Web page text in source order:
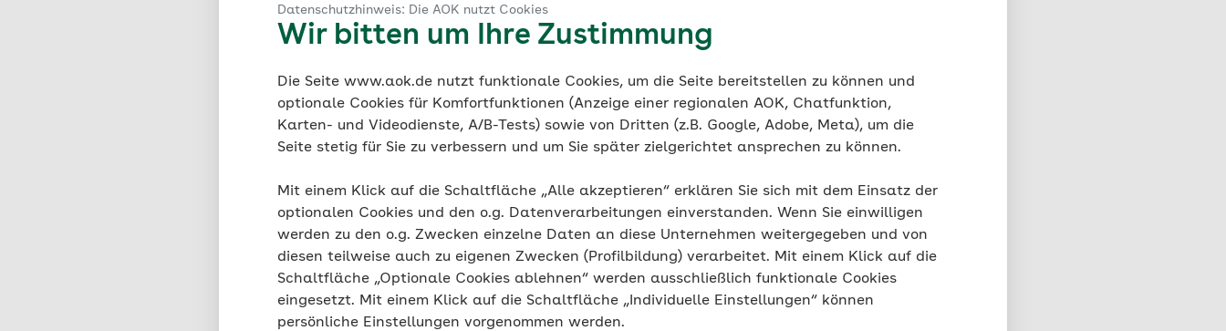
Datenschutzhinweis: Die AOK nutzt Cookies
Wir bitten um Ihre Zustimmung
Die Seite www.aok.de nutzt funktionale Cookies, um die Seite bereitstellen zu können und
optionale Cookies für Komfortfunktionen (Anzeige einer regionalen AOK, Chatfunktion,
Karten- und Videodienste, A/B-Tests) sowie von Dritten (z.B. Google, Adobe, Meta), um die
Seite stetig für Sie zu verbessern und um Sie später zielgerichtet ansprechen zu können.
Mit einem Klick auf die Schaltfläche „Alle akzeptieren“ erklären Sie sich mit dem Einsatz der
optionalen Cookies und den o.g. Datenverarbeitungen einverstanden. Wenn Sie einwilligen
werden zu den o.g. Zwecken einzelne Daten an diese Unternehmen weitergegeben und von
diesen teilweise auch zu eigenen Zwecken (Profilbildung) verarbeitet. Mit einem Klick auf die
Schaltfläche „Optionale Cookies ablehnen“ werden ausschließlich funktionale Cookies
eingesetzt. Mit einem Klick auf die Schaltfläche „Individuelle Einstellungen“ können
persönliche Einstellungen vorgenommen werden.
Förderung von Kraft, Ausdauer und Koordination. Entwickelt unter der Leitung von Prof. Dr. Urs
Granacher an der Universität Freiburg, berücksichtigen sie unterschiedliche körperliche
Voraussetzungen und bieten vielfältige Variationsmöglichkeiten.
Die Bewegungskarten verbinden abwechslungsreiche und einfache Sportübungen und sind mit
alltagsüblichen Gegenständen umsetzbar.
herunterladen:
Henriettas bewegte Schule zum Download